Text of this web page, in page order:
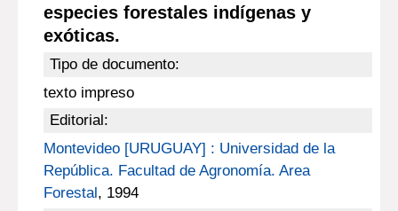
especies forestales indígenas y
exóticas.
Tipo de documento:
texto impreso
Editorial:
Montevideo [URUGUAY] : Universidad de la
República. Facultad de Agronomía. Area
Forestal, 1994